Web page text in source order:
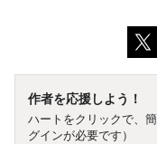
作者を応援しよう！
ハートをクリックで、
グインが必要です）